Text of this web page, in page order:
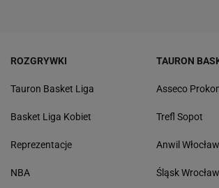
ROZGRYWKI
Tauron Basket Liga
Basket Liga Kobiet
Reprezentacje
NBA
TAURON
Asseco
Trefl Sopot
Anwil
Śląsk Wrocław